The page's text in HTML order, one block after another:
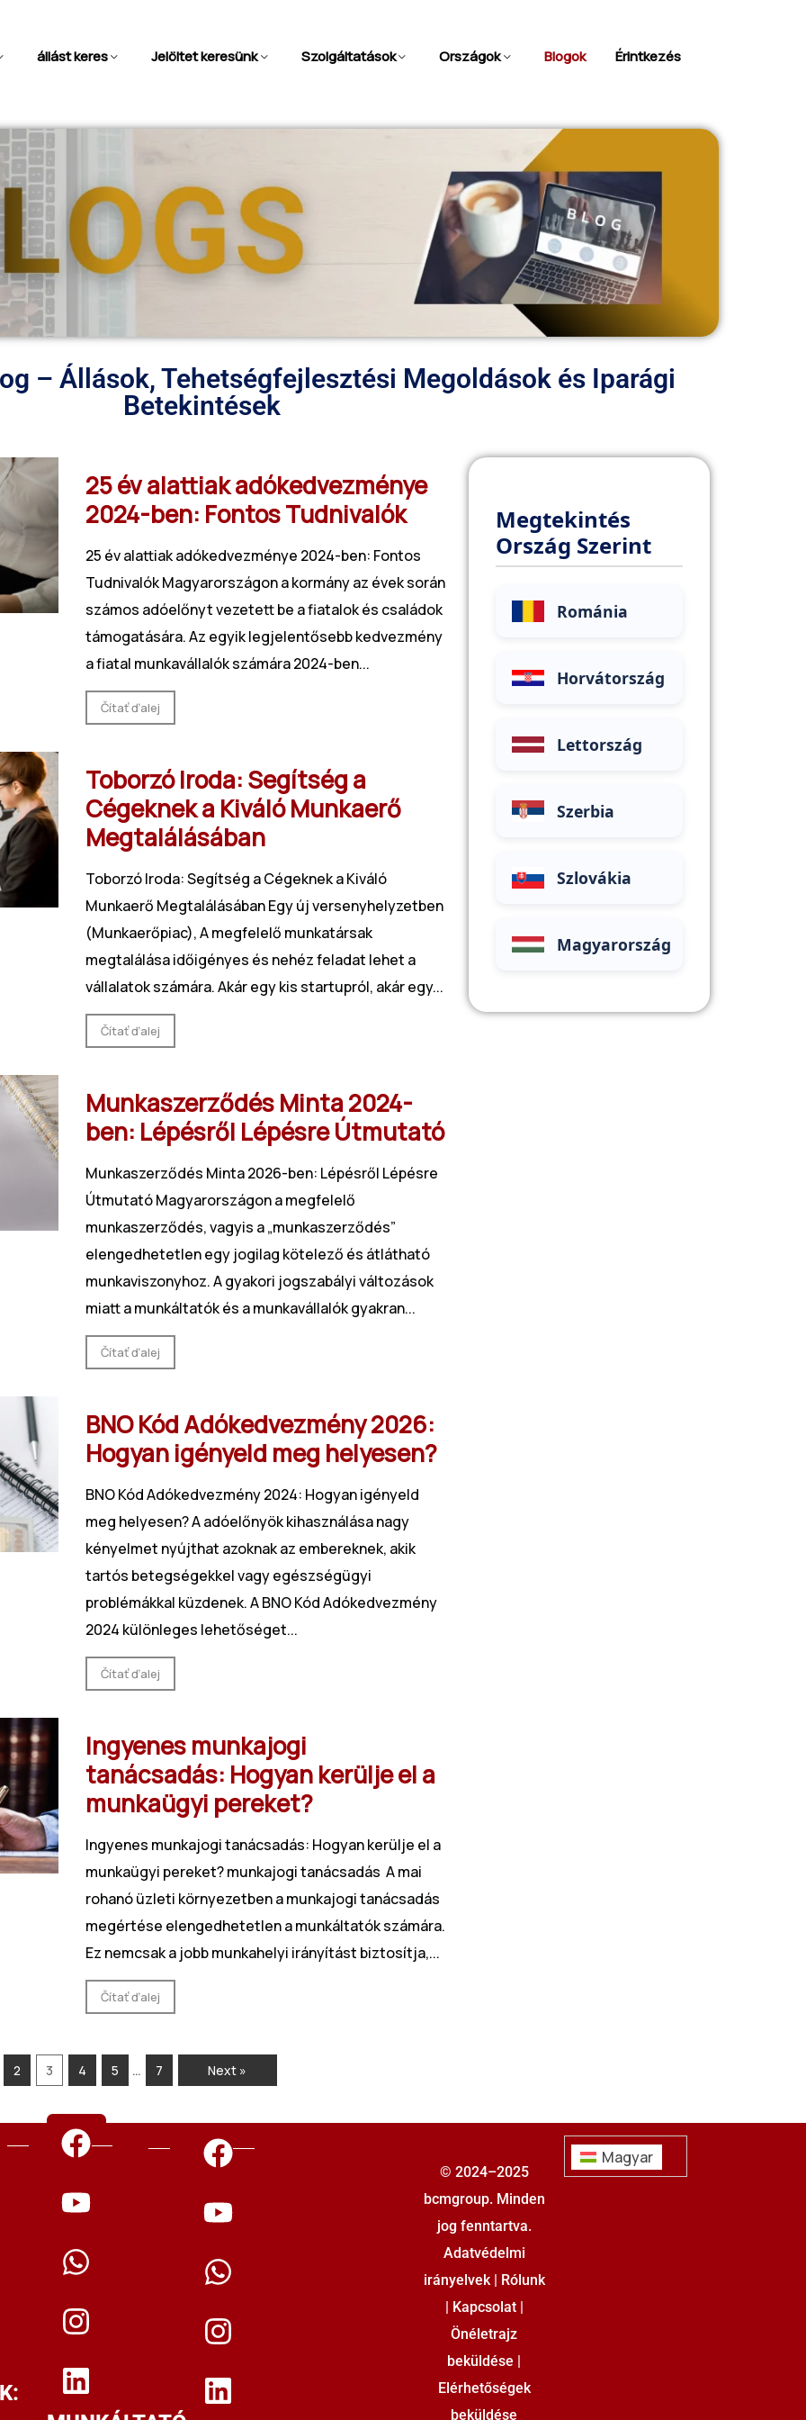
állást keres Jelöltet keresünk Szolgáltatások Országok Blogok Érintkezés
– Állások, Tehetségfejlesztési Megoldások és Iparági
Betekintések
25 év alattiak adókedvezménye
2024-ben: Fontos Tudnivalók
25 év alattiak adókedvezménye 2024-ben: Fontos
Tudnivalók Magyarországon a kormány az évek során
számos adóelőnyt vezetett be a fiatalok és családok
támogatására. Az egyik legjelentősebb kedvezmény
a fiatal munkavállalók számára 2024-ben...
Čítať ďalej
Toborzó Iroda: Segítség a
Cégeknek a Kiváló Munkaerő
Megtalálásában
Toborzó Iroda: Segítség a Cégeknek a Kiváló
Munkaerő Megtalálásában Egy új versenyhelyzetben
(Munkaerőpiac), A megfelelő munkatársak
megtalálása időigényes és nehéz feladat lehet a
vállalatok számára. Akár egy kis startupról, akár egy...
Čítať ďalej
Munkaszerződés Minta 2024-
ben: Lépésről Lépésre Útmutató
Munkaszerződés Minta 2026-ben: Lépésről Lépésre
Útmutató Magyarországon a megfelelő
munkaszerződés, vagyis a „munkaszerződés”
elengedhetetlen egy jogilag kötelező és átlátható
munkaviszonyhoz. A gyakori jogszabályi változások
miatt a munkáltatók és a munkavállalók gyakran...
Čítať ďalej
BNO Kód Adókedvezmény 2026:
Hogyan igényeld meg helyesen?
BNO Kód Adókedvezmény 2024: Hogyan igényeld
meg helyesen? A adóelőnyök kihasználása nagy
kényelmet nyújthat azoknak az embereknek, akik
tartós betegségekkel vagy egészségügyi
problémákkal küzdenek. A BNO Kód Adókedvezmény
2024 különleges lehetőséget...
Čítať ďalej
Ingyenes munkajogi
tanácsadás: Hogyan kerülje el a
munkaügyi pereket?
Ingyenes munkajogi tanácsadás: Hogyan kerülje el a
munkaügyi pereket? munkajogi tanácsadás A mai
rohanó üzleti környezetben a munkajogi tanácsadás
megértése elengedhetetlen a munkáltatók számára.
Ez nemcsak a jobb munkahelyi irányítást biztosítja,...
Čítať ďalej
2 3 4 5 … 7 Next »
Megtekintés
Ország Szerint
Románia
Horvátország
Lettország
Szerbia
Szlovákia
Magyarország
© 2024–2025
bcmgroup. Minden
jog fenntartva.
Adatvédelmi
irányelvek| Rólunk
| Kapcsolat|
Önéletrajz
beküldése |
Elérhetőségek
beküldése
Magyar